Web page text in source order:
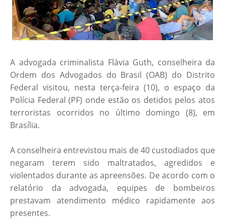
A advogada criminalista Flávia Guth, conselheira da
Ordem dos Advogados do Brasil (OAB) do Distrito
Federal visitou, nesta terça-feira (10), o espaço da
Polícia Federal (PF) onde estão os detidos pelos atos
terroristas ocorridos no último domingo (8), em
Brasília.
A conselheira entrevistou mais de 40 custodiados que
negaram terem sido maltratados, agredidos e
violentados durante as apreensões. De acordo com o
relatório da advogada, equipes de bombeiros
prestavam atendimento médico rapidamente aos
presentes.